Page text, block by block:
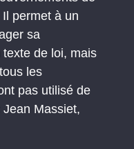
permet à un
sa
de loi, mais
les
pas utilisé de
Massiet,